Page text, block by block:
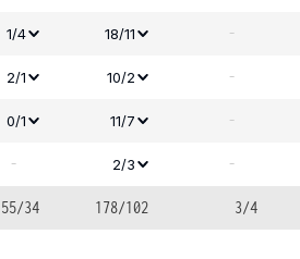
1/4 18/11 -
2/1 10/2 -
0/1 11/7 -
- 2/3 -
55/34 178/102 3/4